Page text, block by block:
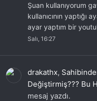
Şuan kullanıyorum
kullanıcının yaptığı
ayar yaptım bir
Salı, 16:27
drakathx,
Değiştirmiş??? Bu
mesaj yazdı.